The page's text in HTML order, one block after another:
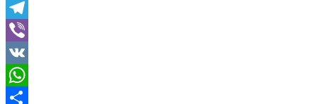
Skype
Telegram
Viber
VK
WhatsApp